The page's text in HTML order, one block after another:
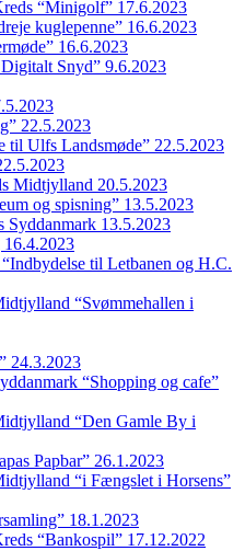
“Minigolf” 17.6.2023
kuglepenne” 16.6.2023
16.6.2023
Snyd” 9.6.2023
22.5.2023
til Ulfs Landsmøde” 22.5.2023
Midtjylland 20.5.2023
og spisning” 13.5.2023
Syddanmark 13.5.2023
til Letbanen og H.C.
“Svømmehallen i
24.3.2023
“Shopping og cafe”
“Den Gamle By i
Papbar” 26.1.2023
“i Fængslet i Horsens”
18.1.2023
“Bankospil” 17.12.2022